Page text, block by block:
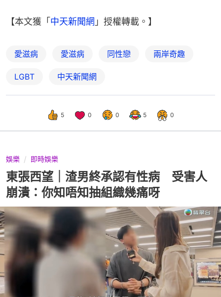
【本文獲「 中天新聞網 」授權轉載。】
愛滋病 愛滋病 同性戀 兩岸奇趣
LGBT 中天新聞網
5 0 0 5 0
娛樂 即時娛樂
東張西望｜渣男終承認有性病 受害人
崩潰：你知唔知抽組織幾痛呀